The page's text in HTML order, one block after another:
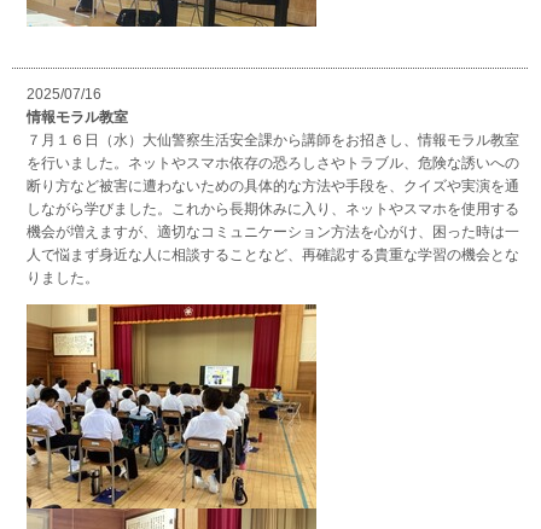
2025/07/16
情報モラル教室
７月１６日（水）大仙警察生活安全課から講師をお招きし、情報モラル教室
を行いました。ネットやスマホ依存の恐ろしさやトラブル、危険な誘いへの
断り方など被害に遭わないための具体的な方法や手段を、クイズや実演を通
しながら学びました。これから長期休みに入り、ネットやスマホを使用する
機会が増えますが、適切なコミュニケーション方法を心がけ、困った時は一
人で悩まず身近な人に相談することなど、再確認する貴重な学習の機会とな
りました。